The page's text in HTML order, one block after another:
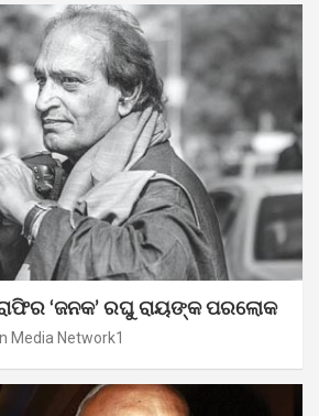
‘ଜନକ’ ରଘୁ ରାୟଙ୍କ ପରଲୋକ
Media Network1